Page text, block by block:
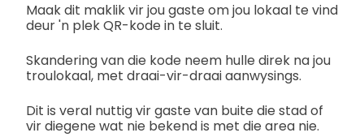
Maak dit maklik vir jou gaste om jou lokaal te vind
deur 'n plek QR-kode in te sluit.
Skandering van die kode neem hulle direk na jou
troulokaal, met draai-vir-draai aanwysings.
Dit is veral nuttig vir gaste van buite die stad of
vir diegene wat nie bekend is met die area nie.